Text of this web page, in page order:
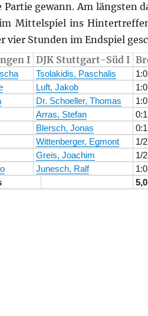
gewann. Am längsten
Mittelspiel ins
vier Stunden im Endspiel
I DJK Stuttgart-Süd I
Tsolakidis, Paschalis
1:0
Luft, Jakob
1:0
Dr. Schoeller, Thomas
1:0
Arras, Stefan
0:1
Blersch, Jonas
0:1
Wittenberger, Egmont
1/
Greis, Joachim
1/
Junesch, Ralf
1:0